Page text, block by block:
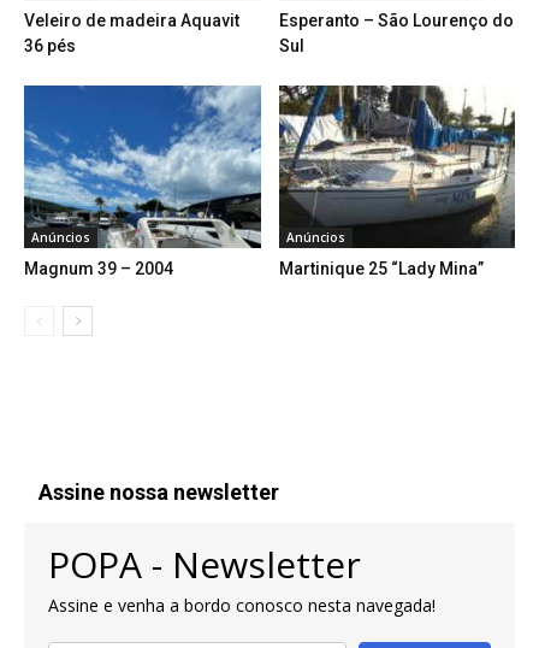
Veleiro de madeira Aquavit
36 pés
Esperanto – São Lourenço do
Sul
Anúncios
Magnum 39 – 2004
Anúncios
Martinique 25 “Lady Mina”
Assine nossa newsletter
POPA - Newsletter
Assine e venha a bordo conosco nesta navegada!